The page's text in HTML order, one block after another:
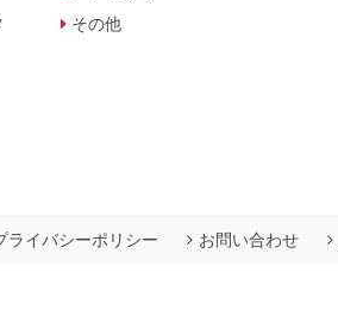
その他
ライバシーポリシー お問い合わせ